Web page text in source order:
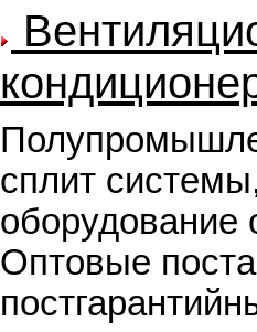
сплит
оборудование
Оптовые